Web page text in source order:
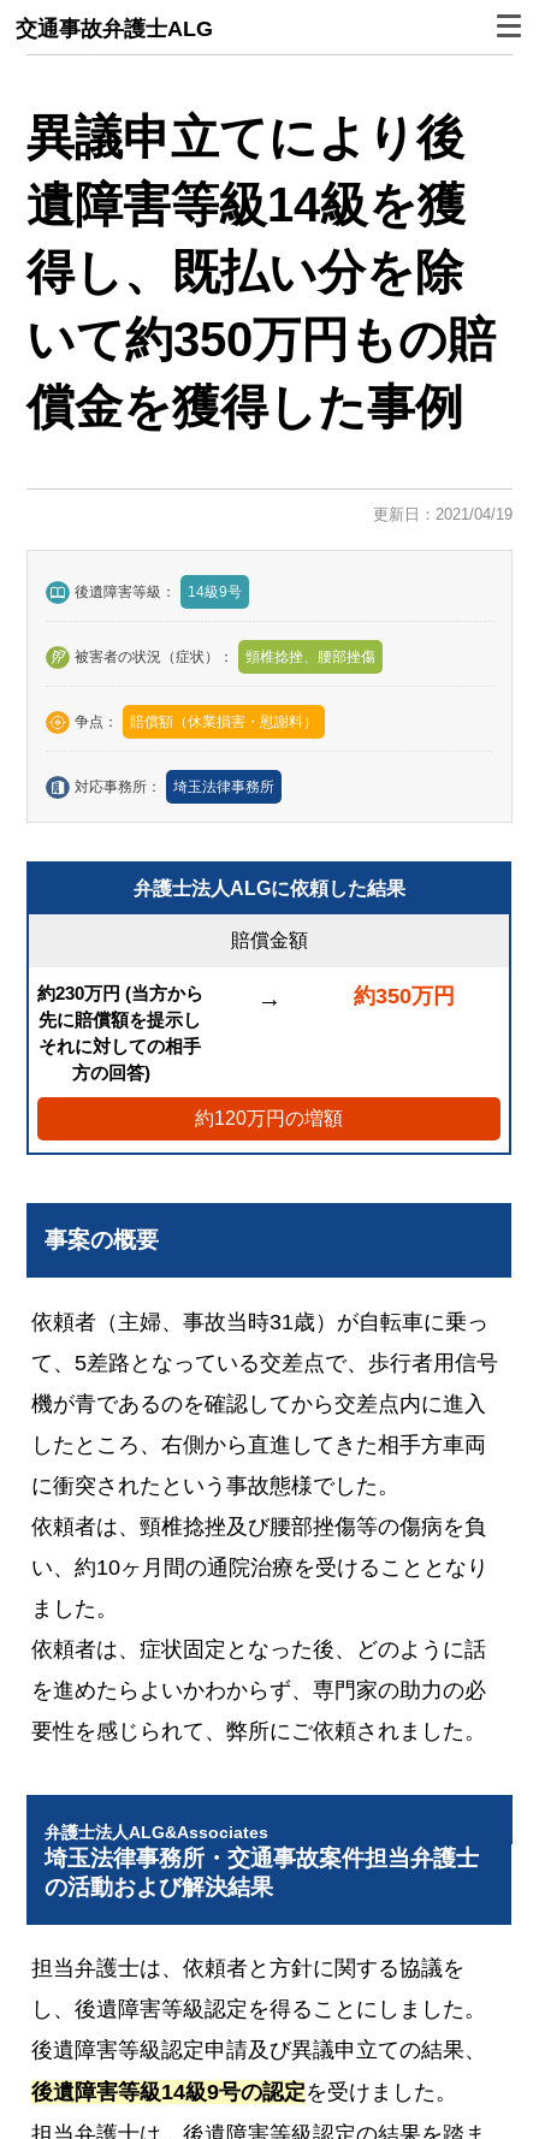
交通事故弁護士ALG
異議申立てにより後
遺障害等級14級を獲
得し、既払い分を除
いて約350万円もの賠
償金を獲得した事例
更新日：2021/04/19
後遺障害等級： 14級9号
被害者の状況（症状）： 頸椎捻挫、腰部挫傷
争点： 賠償額（休業損害・慰謝料）
対応事務所： 埼玉法律事務所
弁護士法人ALGに依頼した結果
賠償金額
約230万円 (当方から
先に賠償額を提示し
それに対しての相手
方の回答)
→ 約350万円
約120万円の増額
事案の概要
依頼者（主婦、事故当時31歳）が自転車に乗っ
て、5差路となっている交差点で、歩行者用信号
機が青であるのを確認してから交差点内に進入
したところ、右側から直進してきた相手方車両
に衝突されたという事故態様でした。
依頼者は、頸椎捻挫及び腰部挫傷等の傷病を負
い、約10ヶ月間の通院治療を受けることとなり
ました。
依頼者は、症状固定となった後、どのように話
を進めたらよいかわからず、専門家の助力の必
要性を感じられて、弊所にご依頼されました。
弁護士法人ALG&Associates
埼玉法律事務所・交通事故案件担当弁護士
の活動および解決結果
担当弁護士は、依頼者と方針に関する協議を
し、後遺障害等級認定を得ることにしました。
後遺障害等級認定申請及び異議申立ての結果、
後遺障害等級14級9号の認定を受けました。